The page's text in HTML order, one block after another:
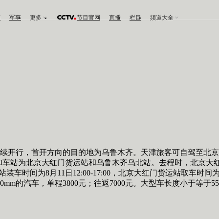
军事 更多 节目官网 直播 栏目 频道大全
行，首开方向的目的地为乌鲁木齐。天津旅客可自驾至北京
为北京大红门货运站和乌鲁木齐乌北站。去程时，北京大红
车时间为8月11日12:00-17:00，北京大红门货运站取车时间为
的汽车，单程3800元；往返7000元。大型车长度小于等于